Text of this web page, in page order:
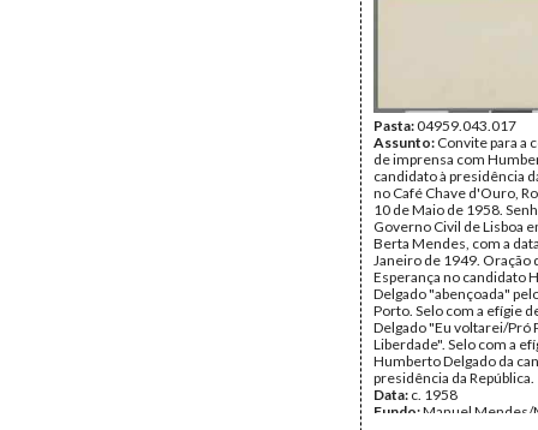
Pasta:04959.043.017
Assunto: Convite para a
de imprensa com
candidato à presidência
no Café Chave d'Ouro,
10 de Maio de 1958.
Governo Civil de Lisboa
Berta Mendes, com a
Janeiro de 1949. Oração
Esperança no candidato
Delgado "abençoada"
Porto. Selo com a efígie
Delgado "Eu voltarei/Pró
Liberdade". Selo com a
Humberto Delgado da
presidência da República.
Data: c. 1958
Fundo:Manuel Mendes/